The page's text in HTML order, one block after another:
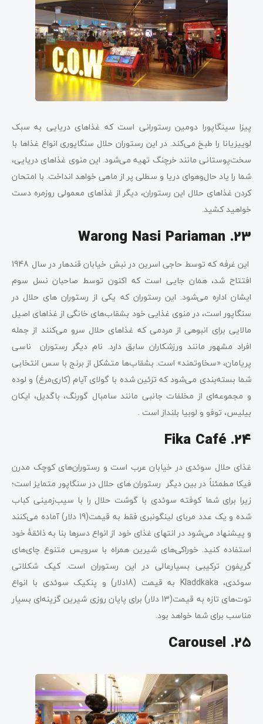
پیزا سینگاپورا دومین رستورانی است که غذاهای دریایی به سبک
لوییزیانا را طبخ می‌کند. در این رستوران حلال سنگاپوری انواع غذاها با
سخت‌پوستانی مانند خرچنگ تهیه می‌شود. این منوی غذاهای دریایی،
شما را یاد حال‌وهوای دریا و سطلی پر از ماهی خواهد انداخت. با امتحان
کردن غذاهای حلال این رستوران، دیگر از غذاهای معمولی روزمره دست
خواهید کشید.
Warong Nasi Pariaman .23
این غرفه که توسط حاجی اسرین در نبش خیابان قندهار در سال 1948
افتتاح شد، همان جایی است که اکنون توسط صاحبان نسل سوم
ایشان اداره می‌شود. این رستوران که یکی از رستوران های حلال در
سنگاپور است، در منوی غذایی خود بشقاب‌های خانگی از غذاهای اصیل
مالایی برای انبوهی از مردمی که غذاهای حلال سرو می‌کنند از جمله
افراد مشهور مانند ورزشکاران سابق دارد. نام دیگر رستوران ناسی
پریامان، «سخاوتمند» است. بشقاب‌ها متشکل از برنج با سس انتخابی
شما بسته‌بندی می‌شود که تزئین شده با گولای آیام (کاری‌مرغ) و لوده
و مجموعه‌ای از مخلفات جانبی مانند سامبال گورنگ، باگدیل، ایکان
بیلیس، توفو و لوبیا بلنداز است .
Fika Café .24
غذای حلال سوئدی در خیابان عرب است و رستوران‌های کوچک مدرن
فیکا مطمئناً در بین دیگر رستوران های حلال در سنگاپور متمایز است؛
زیرا برای شما کوفته سوئدی با گوشت حلال را با سیب‌زمینی کباب
شده و یک عدد مربای لینگونبری فقط به قیمت(19 دلار) آماده می‌کنند
و پیشنهاد می‌شود در انتهای غذای خود از انواع دسرها بنا به ذائقۀ خود
استفاده کنید. خوراکی‌های شیرین همراه با سرویس متنوع چای‌های
گریفون ترکیبی بسیارعالی در این رستوران است. کیک شکلاتی
سوئدی، Kladdkaka به قیمت (18دلار) و پنکیک سوئدی با انواع
توت‌های تازه به قیمت(13 دلار) برای پایان روزی شیرین گزینه‌ای بسیار
مناسب برای شما خواهد بود.
Carousel .25